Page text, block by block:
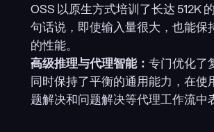
OSS 以原生方式培训了长达 512K
句话说，即使输入量很大，也能保
的性能。
高级推理与代理智能： 专门优化了
同时保持了平衡的通用能力，在使
题解决和问题解决等代理工作流中